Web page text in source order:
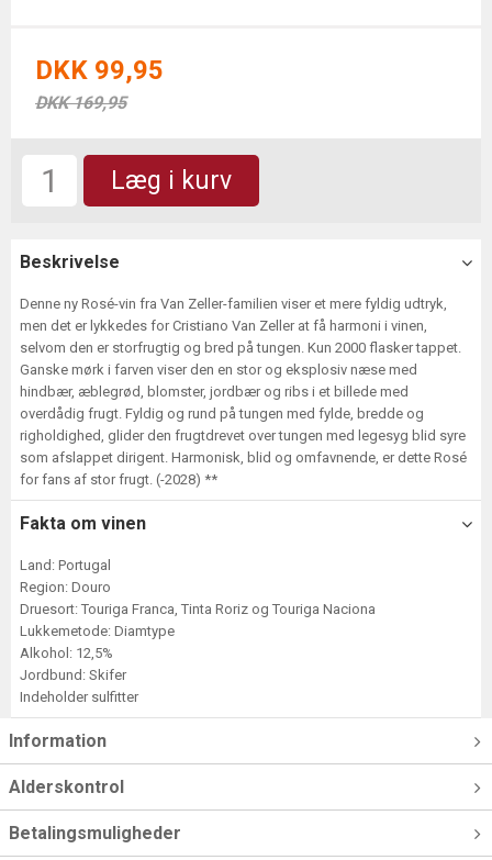
DKK 99,95
DKK 169,95
Læg i kurv
Beskrivelse
Denne ny Rosé-vin fra Van Zeller-familien viser et mere fyldig udtryk,
men det er lykkedes for Cristiano Van Zeller at få harmoni i vinen,
selvom den er storfrugtig og bred på tungen. Kun 2000 flasker tappet.
Ganske mørk i farven viser den en stor og eksplosiv næse med
hindbær, æblegrød, blomster, jordbær og ribs i et billede med
overdådig frugt. Fyldig og rund på tungen med fylde, bredde og
righoldighed, glider den frugtdrevet over tungen med legesyg blid syre
som afslappet dirigent. Harmonisk, blid og omfavnende, er dette Rosé
for fans af stor frugt. (-2028) **
Fakta om vinen
Land: Portugal
Region: Douro
Druesort: Touriga Franca, Tinta Roriz og Touriga Naciona
Lukkemetode: Diamtype
Alkohol: 12,5%
Jordbund: Skifer
Indeholder sulfitter
Information
Alderskontrol
Betalingsmuligheder